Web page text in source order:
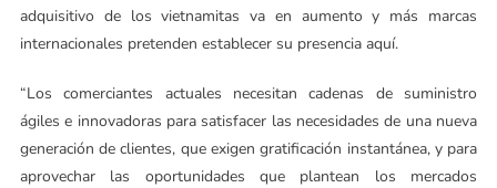
adquisitivo de los vietnamitas va en aumento y más marcas
internacionales pretenden establecer su presencia aquí.
“Los comerciantes actuales necesitan cadenas de suministro
ágiles e innovadoras para satisfacer las necesidades de una nueva
generación de clientes, que exigen gratificación instantánea, y para
aprovechar las oportunidades que plantean los mercados